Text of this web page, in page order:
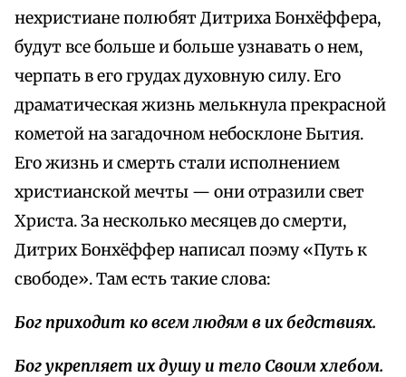
нехристиане полюбят Дитриха Бонхёффера,
будут все больше и больше узнавать о нем,
черпать в его грудах духовную силу. Его
драматическая жизнь мелькнула прекрасной
кометой на загадочном небосклоне Бытия.
Его жизнь и смерть стали исполнением
христианской мечты — они отразили свет
Христа. За несколько месяцев до смерти,
Дитрих Бонхёффер написал поэму «Путь к
свободе». Там есть такие слова:
Бог приходит ко всем людям в их бедствиях.
Бог укрепляет их душу и тело Своим хлебом.